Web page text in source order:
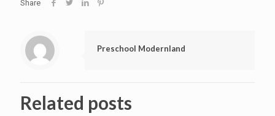
Share
Preschool Modernland
Related posts